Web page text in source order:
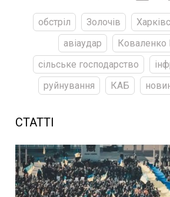
обстріл Золочів
авіаудар
Коваленко
сільське господарство
руйнування
КАБ
СТАТТІ